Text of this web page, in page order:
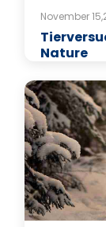
November
Nature